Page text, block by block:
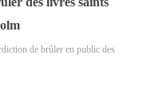
de brûler en public des